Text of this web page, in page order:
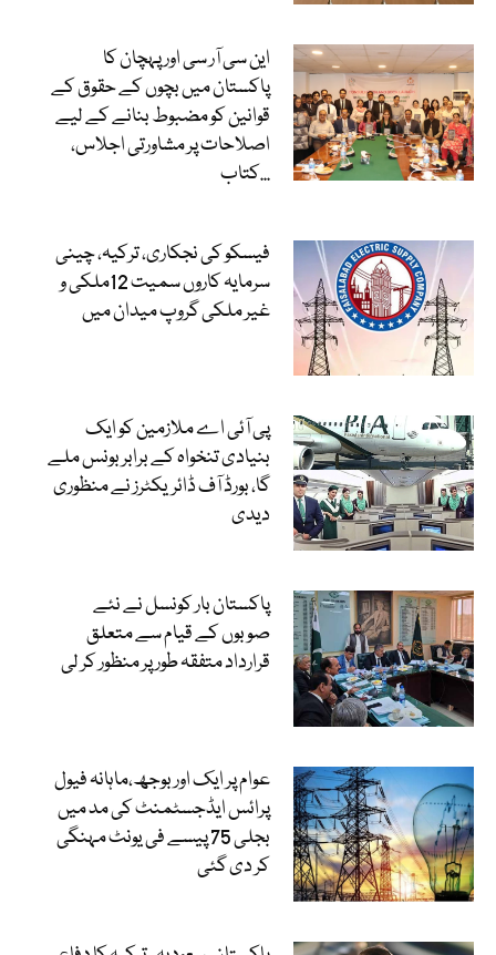
این سی آر سی اور پہچان کا
پاکستان میں بچوں کے حقوق کے
قوانین کو مضبوط بنانے کے لیے
اصلاحات پر مشاورتی اجلاس،
کتاب...
فیسکو کی نجکاری، ترکیہ، چینی
سرمایہ کاروں سمیت 12ملکی و
غیر ملکی گروپ میدان میں
پی آئی اے ملازمین کو ایک
بنیادی تنخواہ کے برابر بونس ملے
گا، بورڈ آف ڈائریکٹرز نے منظوری
دیدی
پاکستان بار کونسل نے نئے
صوبوں کے قیام سے متعلق
قرارداد متفقہ طور پر منظور کر لی
عوام پر ایک اور بوجھ،ماہانہ فیول
پرائس ایڈجسٹمنٹ کی مد میں
بجلی 75 پیسے فی یونٹ مہنگی
کر دی گئی